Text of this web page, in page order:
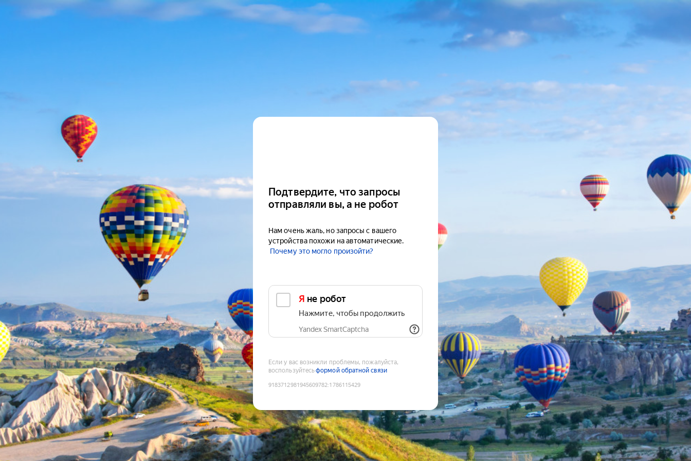
Подтвердите, что запросы
отправляли вы, а не робот
Нам очень жаль, но запросы с вашего
устройства похожи на автоматические.
Почему это могло произойти?
Я не робот
Нажмите, чтобы продолжить
Yandex SmartCaptcha
Если у вас возникли проблемы, пожалуйста,
воспользуйтесьформой обратной связи
9183712981945609782:1786115429